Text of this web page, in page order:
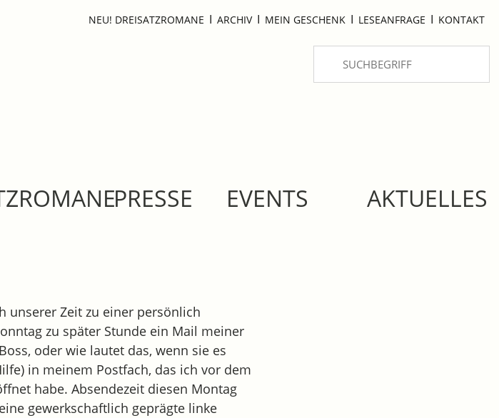
NEU! DREISATZROMANE I ARCHIV I MEIN GESCHENK I LESEANFRAGE I KONTAKT
PRESSE EVENTS AKTUELLES
unserer Zeit zu einer persönlich
zu später Stunde ein Mail meiner
oder wie lautet das, wenn sie es
in meinem Postfach, das ich vor dem
habe. Absendezeit diesen Montag
gewerkschaftlich geprägte linke